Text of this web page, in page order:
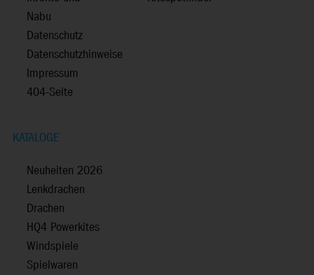
Nabu
Datenschutz
Datenschutzhinweise
Impressum
404-Seite
KATALOGE
Neuheiten 2026
Lenkdrachen
Drachen
HQ4 Powerkites
Windspiele
Spielwaren